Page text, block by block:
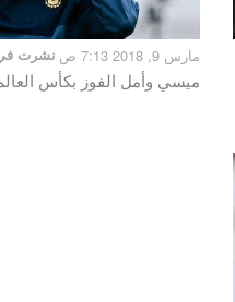
نشرت مارس 9, 2018 7:13 ص
ميسي وأمل الفوز بكأس